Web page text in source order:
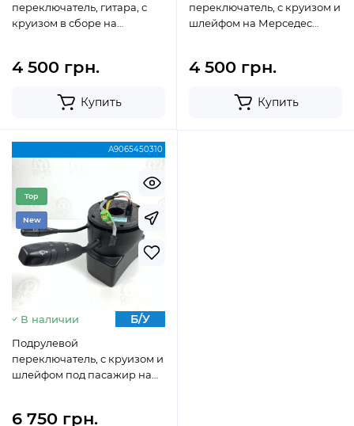
переключатель, гитара, с
круизом в сборе на
4 500 грн.
Купить
переключатель, с круизом и
шлейфом на Мерседес
4 500 грн.
Купить
А9065450310
Top
New
В наличии Б/У
Подрулевой
переключатель, с круизом и
шлейфом под пасажир на
518 / 519
6 750 грн.